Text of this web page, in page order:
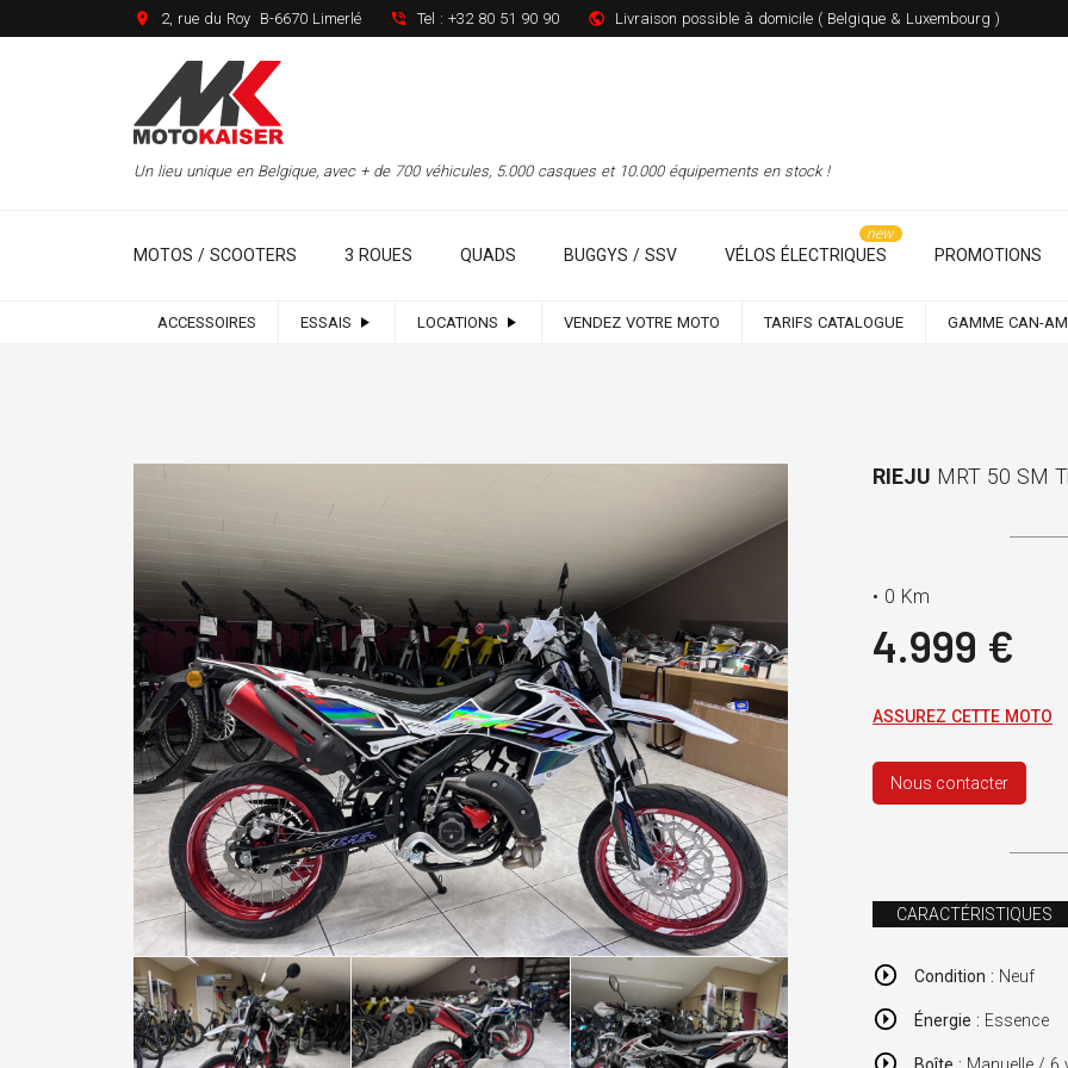
2, rue du Roy B-6670 Limerlé Tel : +32 80 51 90 90 Livraison possible à domicile ( Belgique & Luxembourg )
Un lieu unique en Belgique, avec + de 700 véhicules, 5.000 casques et 10.000 équipements en stock !
MOTOS / SCOOTERS 3 ROUES QUADS BUGGYS / SSV VÉLOS ÉLECTRIQUES PROMOTIONS
ACCESSOIRES ESSAIS LOCATIONS VENDEZ VOTRE MOTO TARIFS CATALOGUE GAMME CAN-AM
RIEJU MRT 50 SM
• 0 Km
4.999 €
ASSUREZ CETTE MOTO
Nous contacter
CARACTÉRISTIQUES
Condition : Neuf
Énergie : Essence